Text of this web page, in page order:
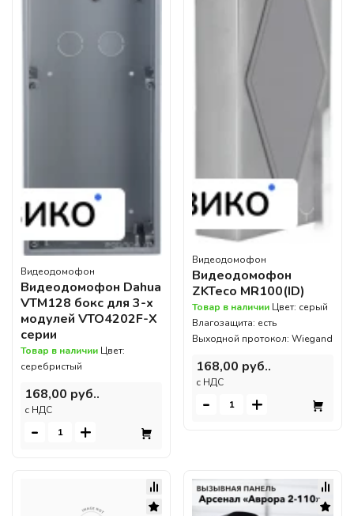
Видеодомофон
Видеодомофон Dahua
VTM128 бокс для 3-х
модулей VTO4202F-X
серии
Товар в наличии Цвет:
серебристый
168,00 руб..
c НДС
- +
Видеодомофон
Видеодомофон
ZKTeco MR100(ID)
Товар в наличии Цвет: серый
Влагозащита: есть
Выходной протокол: Wiegand
168,00 руб..
c НДС
- +